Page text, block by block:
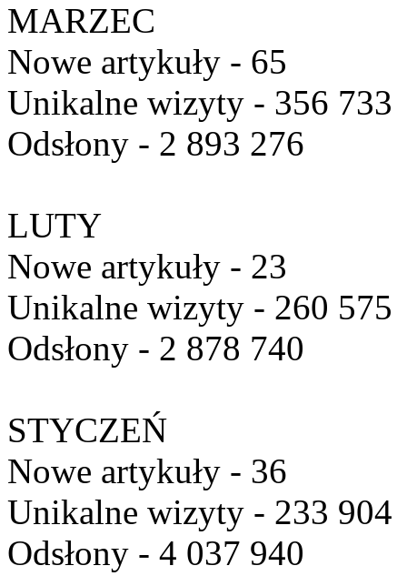
MARZEC
Nowe artykuły - 65
Unikalne wizyty - 356 733
Odsłony - 2 893 276
LUTY
Nowe artykuły - 23
Unikalne wizyty - 260 575
Odsłony - 2 878 740
STYCZEŃ
Nowe artykuły - 36
Unikalne wizyty - 233 904
Odsłony - 4 037 940